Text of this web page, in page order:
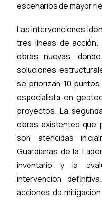
escenarios de mayor
Las intervenciones
tres líneas de acción.
obras nuevas,
soluciones
se priorizan 10
especialista en
proyectos. La
obras existentes que
son atendidas
Guardianas de la
inventario y la
intervención
acciones de